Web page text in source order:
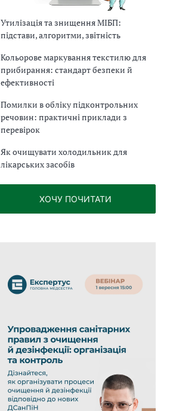
Утилізація та знищення МІБП:
підстави, алгоритми, звітність
Кольорове маркування текстилю для
прибирання: стандарт безпеки й
ефективності
Помилки в обліку підконтрольних
речовин: практичні приклади з
перевірок
Як очищувати холодильник для
лікарських засобів
ХОЧУ ПОЧИТАТИ